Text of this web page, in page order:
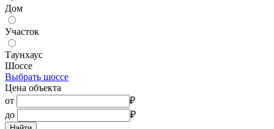
Дом
Участок
Таунхаус
Шоссе
Выбрать шоссе
Цена объекта
от
₽
до
₽